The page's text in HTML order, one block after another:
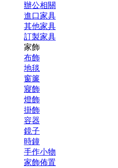
辦公相關
進口家具
其他家具
訂製家具
家飾
布飾
地毯
窗簾
寢飾
燈飾
掛飾
容器
鏡子
時鐘
手作小物
家飾佈置